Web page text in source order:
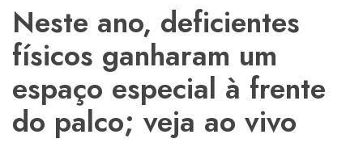
Neste ano, deficientes
físicos ganharam um
espaço especial à frente
do palco; veja ao vivo